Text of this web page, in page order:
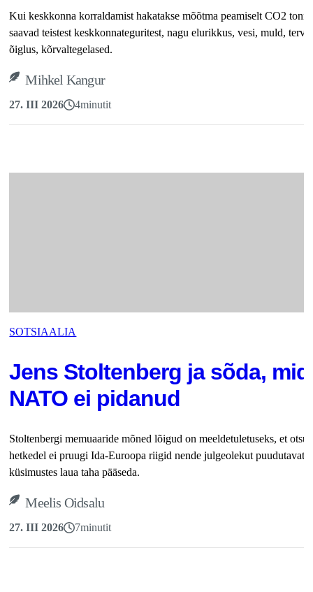
Kui keskkonna korraldamist hakatakse mõõtma peamiselt CO2
saavad teistest keskkonnateguritest, nagu elurikkus, vesi, muld,
õiglus, kõrvaltegelased.
Mihkel Kangur
27. III 2026 4minutit
SOTSIAALIA
Jens Stoltenberg ja sõda,
NATO ei pidanud
Stoltenbergi memuaaride mõned lõigud on meeldetuletuseks, et
hetkedel ei pruugi Ida-Euroopa riigid nende julgeolekut
küsimustes laua taha pääseda.
Meelis Oidsalu
27. III 2026 7minutit